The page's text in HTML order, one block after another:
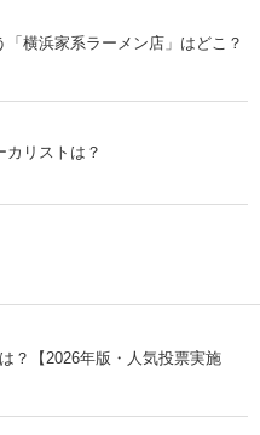
横浜家系ラーメン店」はどこ？
カリストは？
？【2026年版・人気投票実施